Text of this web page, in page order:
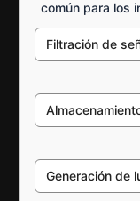
común para los
Filtración de
Generación de